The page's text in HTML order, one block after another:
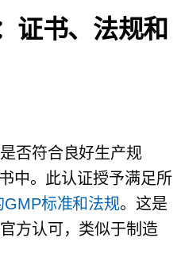
证书、法规和
否符合良好生产规
中。此认证授予满足所
GMP标准和法规。这是
方认可，类似于制造